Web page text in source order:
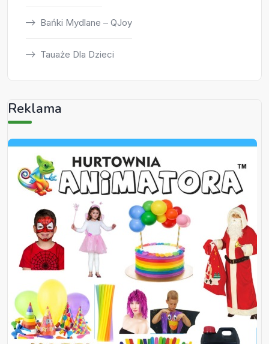
Bańki Mydlane – QJoy
Tauaże Dla Dzieci
Reklama